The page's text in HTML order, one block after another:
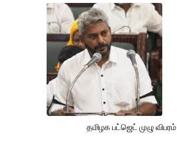
தமிழக பட்ஜெட் முழு விபரம்